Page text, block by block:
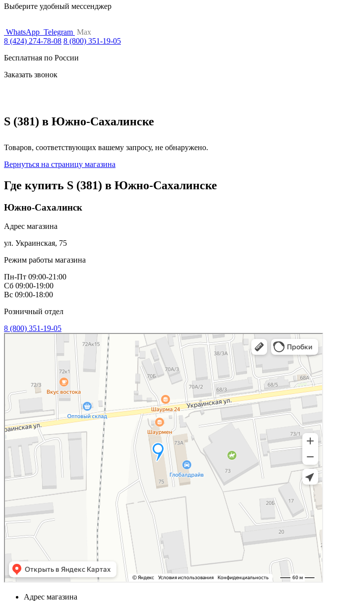
Выберите удобный мессенджер
WhatsApp Telegram Max
8 (424) 274-78-08 8 (800) 351-19-05
Бесплатная по России
Заказать звонок
S (381) в Южно-Сахалинске
Товаров, соответствующих вашему запросу, не обнаружено.
Вернуться на страницу магазина
Где купить S (381) в Южно-Сахалинске
Южно-Сахалинск
Адрес магазина
ул. Украинская, 75
Режим работы магазина
Пн-Пт 09:00-21:00
Сб 09:00-19:00
Вс 09:00-18:00
Розничный отдел
8 (800) 351-19-05
Адрес магазина